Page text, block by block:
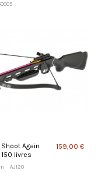
Again
livres
AJ120
159,00 €